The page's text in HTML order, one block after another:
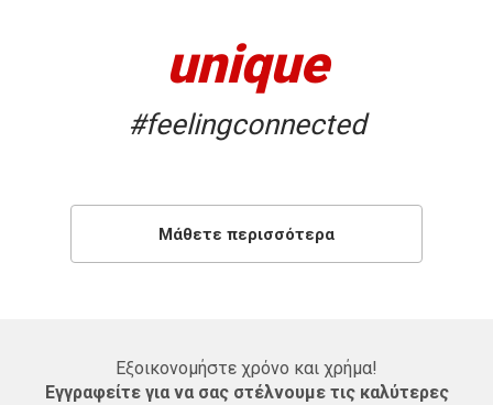
unique
#feelingconnected
Μάθετε περισσότερα
Εξοικονομήστε χρόνο και χρήμα!
Εγγραφείτε για να σας στέλνουμε τις καλύτερες